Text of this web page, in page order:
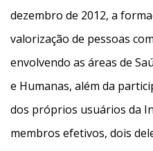
dezembro de 2012, a
valorização de pessoas
envolvendo as áreas de
e Humanas, além da
dos próprios usuários da
membros efetivos, dois